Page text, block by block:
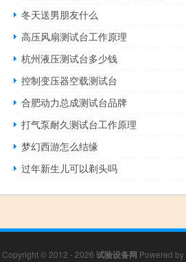
冬天送男朋友什么
高压风扇测试台工作原理
杭州液压测试台多少钱
控制变压器空载测试台
合肥动力总成测试台品牌
打气泵耐久测试台工作原理
梦幻西游怎么结缘
过年新生儿可以剃头吗
Copyright © 2012 - 2026 试验设备网 Powered by